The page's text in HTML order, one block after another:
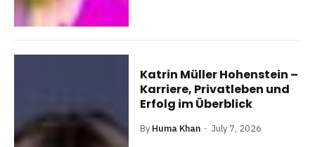
Katrin Müller Hohenstein –
Karriere, Privatleben und
Erfolg im Überblick
By Huma Khan July 7, 2026